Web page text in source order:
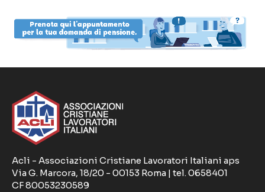
Acli - Associazioni Cristiane Lavoratori Italiani aps
Via G. Marcora, 18/20 - 00153 Roma | tel. 0658401
CF 80053230589